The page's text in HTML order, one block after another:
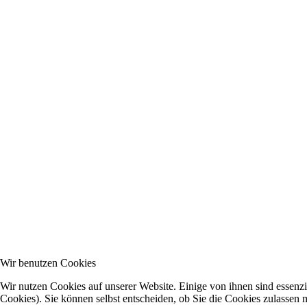
Wir benutzen Cookies
Wir nutzen Cookies auf unserer Website. Einige von ihnen sind
Cookies). Sie können selbst entscheiden, ob Sie die Cookies